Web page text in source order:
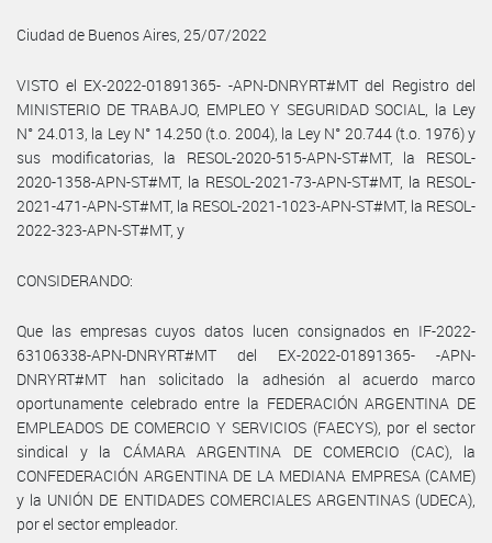
Ciudad de Buenos Aires, 25/07/2022
VISTO el EX-2022-01891365- -APN-DNRYRT#MT del Registro del
MINISTERIO DE TRABAJO, EMPLEO Y SEGURIDAD SOCIAL, la Ley
N° 24.013, la Ley N° 14.250 (t.o. 2004), la Ley N° 20.744 (t.o. 1976) y
sus modificatorias, la RESOL-2020-515-APN-ST#MT, la RESOL-
2020-1358-APN-ST#MT, la RESOL-2021-73-APN-ST#MT, la RESOL-
2021-471-APN-ST#MT, la RESOL-2021-1023-APN-ST#MT, la RESOL-
2022-323-APN-ST#MT, y
CONSIDERANDO:
Que las empresas cuyos datos lucen consignados en IF-2022-
63106338-APN-DNRYRT#MT del EX-2022-01891365- -APN-
DNRYRT#MT han solicitado la adhesión al acuerdo marco
oportunamente celebrado entre la FEDERACIÓN ARGENTINA DE
EMPLEADOS DE COMERCIO Y SERVICIOS (FAECYS), por el sector
sindical y la CÁMARA ARGENTINA DE COMERCIO (CAC), la
CONFEDERACIÓN ARGENTINA DE LA MEDIANA EMPRESA (CAME)
y la UNIÓN DE ENTIDADES COMERCIALES ARGENTINAS (UDECA),
por el sector empleador.